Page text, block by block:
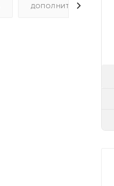
ДОПОЛНИТЕЛЬНО